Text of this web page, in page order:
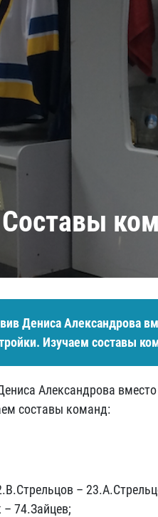
Амур
Барыс
Салават Юлаев
Сибирь
Дениса Александрова
Изучаем составы
Александрова
составы команд:
–
74.Зайцев;